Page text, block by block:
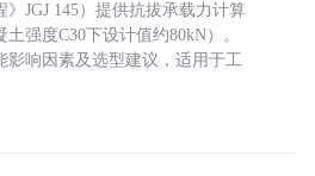
JGJ 145）提供抗拔承载力计算
强度C30下设计值约80kN）。
影响因素及选型建议，适用于工